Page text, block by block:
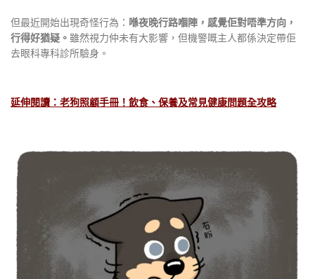
但最近開始出現奇怪行為： 喺夜晚行路嗰陣，感覺佢對唔準方向，
行得好猶疑。 雖然視力仲未有大影響，但機警嘅主人都係決定帶佢
去眼科專科診所驗身。
延伸閱讀：老狗照顧手冊！飲食、保養及常見健康問題全攻略